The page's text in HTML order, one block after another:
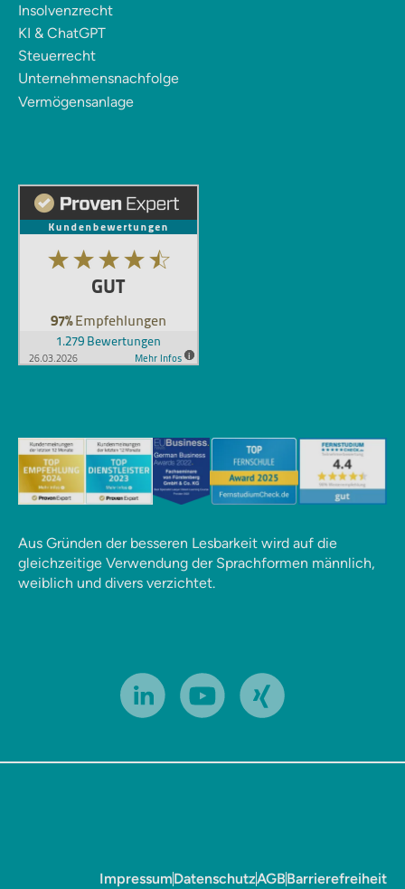
Insolvenzrecht
KI & ChatGPT
Steuerrecht
Unternehmensnachfolge
Vermögensanlage
Aus Gründen der besseren Lesbarkeit wird auf die
gleichzeitige Verwendung der Sprachformen männlich,
weiblich und divers verzichtet.
ImpressumDatenschutzAGBBarrierefreiheit